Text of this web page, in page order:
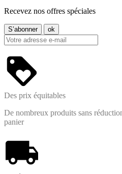
Recevez nos offres spéciales
Des prix équitables
De nombreux produits sans
panier